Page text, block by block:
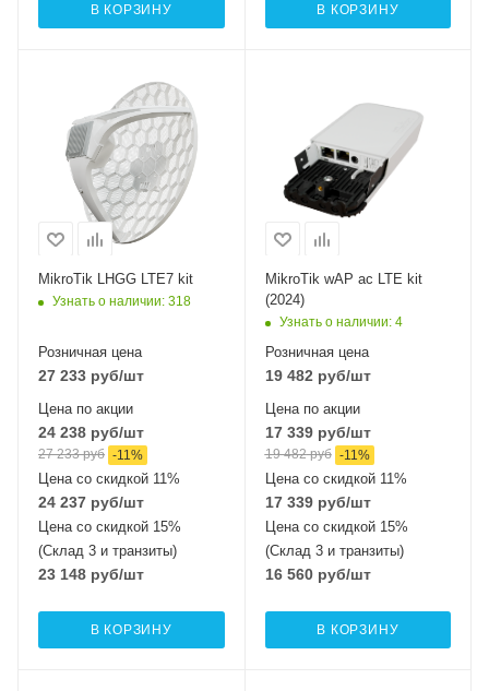
В КОРЗИНУ В КОРЗИНУ
Один LTE7
Проводные,
оптические
интерфейсы
1xGigabit Ethernet
MikroTik LHGG LTE7 kit
Узнать о наличии: 318
Розничная цена
27 233 руб/шт
Цена по акции
24 238 руб/шт
27 233руб -11%
Цена со скидкой 11%
24 237 руб/шт
Цена со скидкой 15%
(Склад 3 и транзиты)
23 148 руб/шт
В КОРЗИНУ
Один 2G / 3G / LTE
Проводные,
оптические
интерфейсы
1xGigabit Ethernet
Два: 5 ГГц
802.11a/n/ac
MIMO2x2 + 2,4 ГГЦ
802.11b/g/n
MIMO2x2
MikroTik wAP ac LTE kit
(2024)
Узнать о наличии: 4
Розничная цена
19 482 руб/шт
Цена по акции
17 339руб/шт
19 482руб -11%
Цена со скидкой 11%
17 339руб/шт
Цена со скидкой 15%
(Склад 3 и транзиты)
16 560руб/шт
В КОРЗИНУ